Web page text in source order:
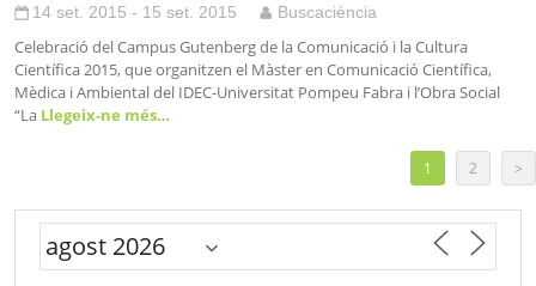
14 set. 2015 - 15 set. 2015 Buscaciència
Celebració del Campus Gutenberg de la Comunicació i la Cultura
Científica 2015, que organitzen el Màster en Comunicació Científica,
Mèdica i Ambiental del IDEC-Universitat Pompeu Fabra i l’Obra Social
“La Llegeix-ne més…
1 2 >